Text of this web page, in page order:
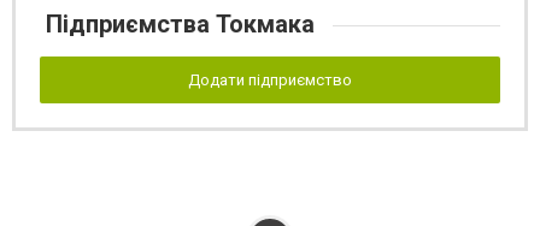
Підприємства Токмака
Додати підприємство